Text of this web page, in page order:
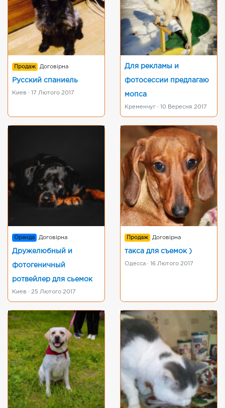
Продаж Договірна
Русский спаниель
Киев · 17 Лютого 2017
Для рекламы и
фотосессии предлагаю
мопса
Кременчуг · 10 Вересня 2017
Оренда Договірна
Дружелюбный и
фотогеничный
ротвейлер для сьемок
Киев · 25 Лютого 2017
Продаж Договірна
такса для съемок )
Одесса · 16 Лютого 2017